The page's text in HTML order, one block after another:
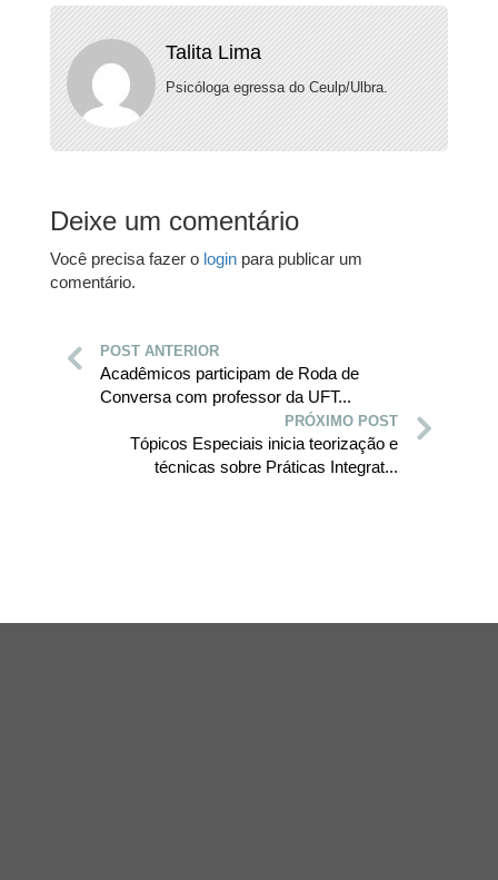
Talita Lima
Psicóloga egressa do Ceulp/Ulbra.
Deixe um comentário
Você precisa fazer o login para publicar um
comentário.
POST ANTERIOR
Acadêmicos participam de Roda de
Conversa com professor da UFT...
PRÓXIMO POST
Tópicos Especiais inicia teorização e
técnicas sobre Práticas Integrat...